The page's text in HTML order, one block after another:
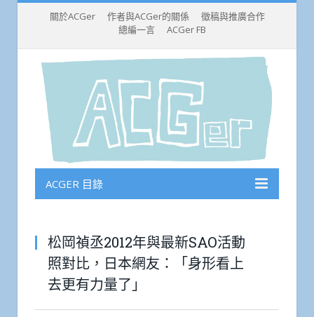
關於ACGer 作者與ACGer的關係
徵稿與推廣合作
總編一言
ACGer FB
ACGER 目錄
松岡禎丞2012年與最新SAO活動
照對比，日本網友：「身形看上
去更有力量了」